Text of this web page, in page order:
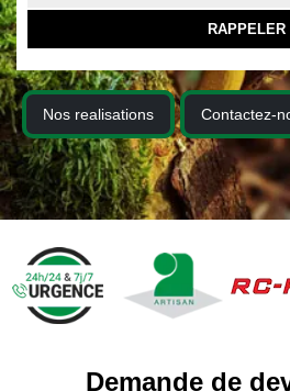
Nos realisations Contactez-
Demande de